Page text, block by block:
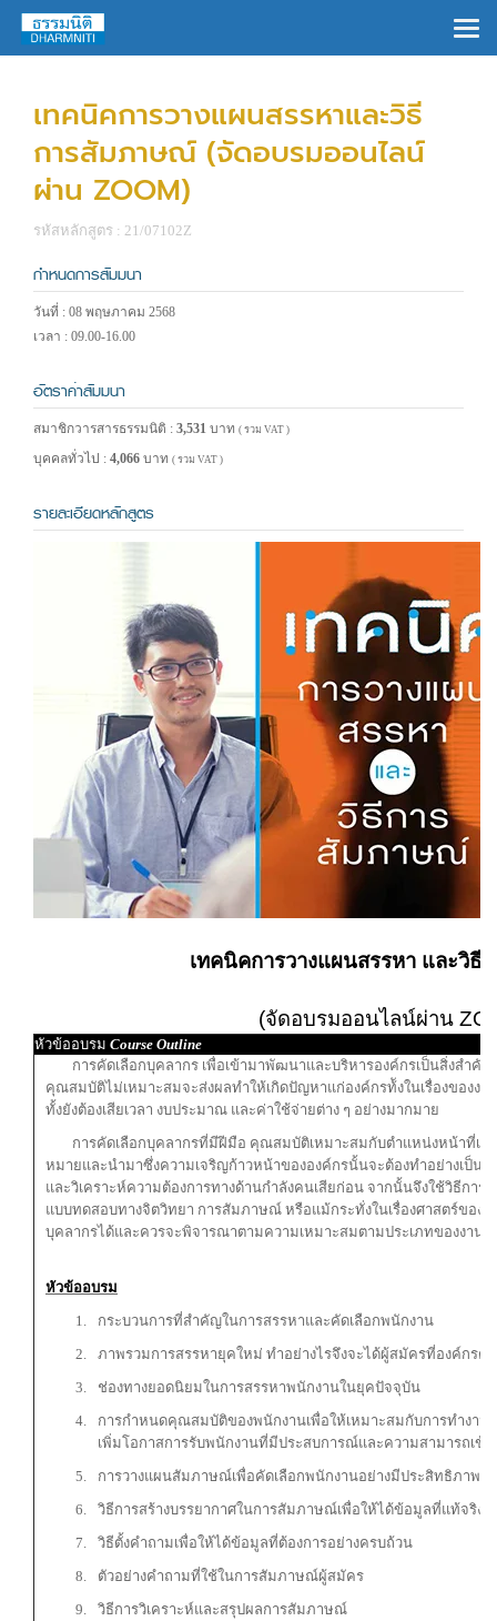
เทคนิคการวางแผนสรรหาและวิธี
การสัมภาษณ์ (จัดอบรมออนไลน์
ผ่าน ZOOM)
รหัสหลักสูตร : 21/07102Z
กำหนดการสัมมนา
วันที่ : 08 พฤษภาคม 2568
เวลา : 09.00-16.00
อัตราค่าสัมมนา
สมาชิกวารสารธรรมนิติ : 3,531 บาท ( รวม VAT )
บุคคลทั่วไป : 4,066 บาท ( รวม VAT )
รายละเอียดหลักสูตร
เทคนิคการวางแผนสรรหา และวิธี
(จัดอบรมออนไลน์ผ่าน
หัวข้ออบรม Course Outline
การคัดเลือกบุคลากร เพื่อเข้ามาพัฒนาและบริหารองค์กรเป็นสิ่งสำคัญ
คุณสมบัติไม่เหมาะสมจะส่งผลทำให้เกิดปัญหาแก่องค์กรท้ังในเรื่องของง
ทั้งยังต้องเสียเวลา งบประมาณ และค่าใช้จ่ายต่าง ๆ อย่างมากมาย
การคัดเลือกบุคลากรที่มีฝีมือ คุณสมบัติเหมาะสมกับตำแหน่งหน้าที่เข้
หมายและนำมาซึ่งความเจริญก้าวหน้าขององค์กรนั้นจะต้องทำอย่างเป็นร
และวิเคราะห์ความต้องการทางด้านกำลังคนเสียก่อน จากนั้นจึงใช้วิธีการ
แบบทดสอบทางจิตวิทยา การสัมภาษณ์ หรือแม้กระทั่งในเรื่องศาสตร์ของโ
บุคลากรได้และควรจะพิจารณาตามความเหมาะสมตามประเภทของงาน
หัวข้ออบรม
กระบวนการที่สำคัญในการสรรหาและคัดเลือกพนักงาน
ภาพรวมการสรรหายุคใหม่ ทำอย่างไรจึงจะได้ผู้สมัครที่องค์กรต้อ
ช่องทางยอดนิยมในการสรรหาพนักงานในยุคปัจจุบัน
การกำหนดคุณสมบัติของพนักงานเพื่อให้เหมาะสมกับการทำงาน
เพิ่มโอกาสการรับพนักงานที่มีประสบการณ์และความสามารถเข้า
การวางแผนสัมภาษณ์เพื่อคัดเลือกพนักงานอย่างมีประสิทธิภาพ
วิธีการสร้างบรรยากาศในการสัมภาษณ์เพื่อให้ได้ข้อมูลที่แท้จริง
วิธีตั้งคำถามเพื่อให้ได้ข้อมูลที่ต้องการอย่างครบถ้วน
ตัวอย่างคำถามที่ใช้ในการสัมภาษณ์ผู้สมัคร
วิธีการวิเคราะห์และสรุปผลการสัมภาษณ์
×